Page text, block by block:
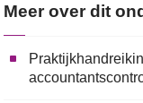
Meer over dit